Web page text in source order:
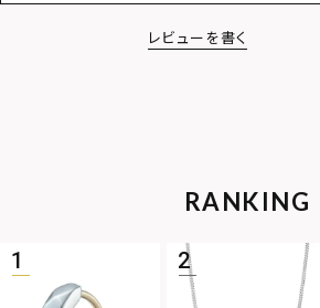
レビューを書く
RANKING